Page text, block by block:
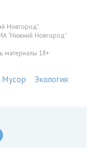
Новгород".
"Нижний Новгород"
материалы 18+
Мусор Экология